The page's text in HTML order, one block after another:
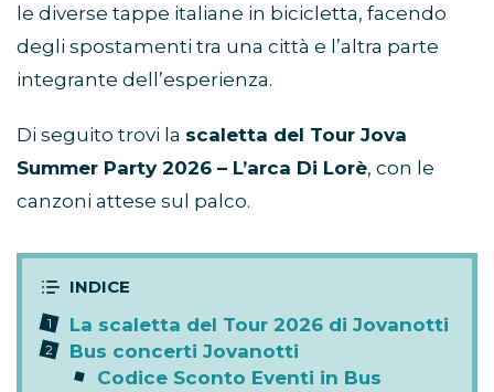
le diverse tappe italiane in bicicletta, facendo
degli spostamenti tra una città e l’altra parte
integrante dell’esperienza.
Di seguito trovi la scaletta del Tour Jova
Summer Party 2026 – L’arca Di Lorè, con le
canzoni attese sul palco.
La scaletta del Tour 2026 di Jovanotti
Bus concerti Jovanotti
Codice Sconto Eventi in Bus